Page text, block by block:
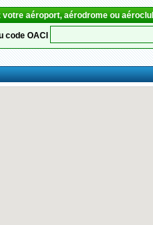
votre aéroport, aérodrome ou
code OACI